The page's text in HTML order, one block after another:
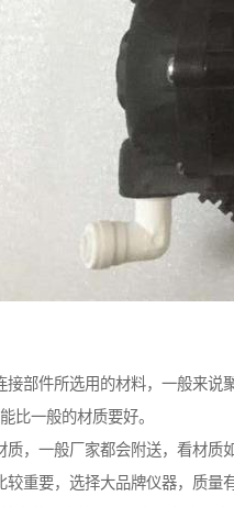
接部件所选用的材料，一般来说
比一般的材质要好。
质，一般厂家都会附送，看材质如
较重要，选择大品牌仪器，质量